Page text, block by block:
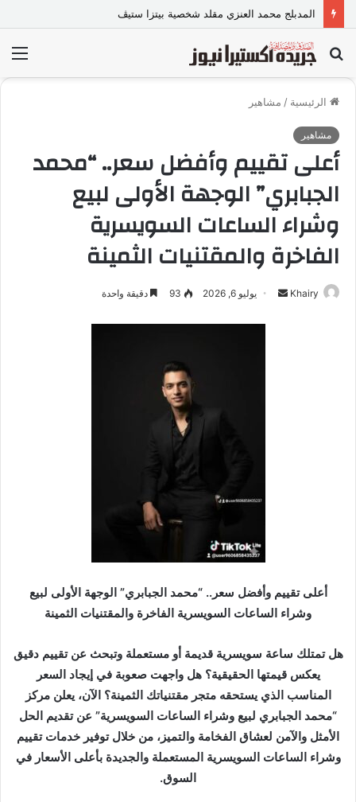
المدبلج محمد العنزي مقلد شخصية بيتزا ستيڤ
بحث
عن
الرئيسية / مشاهير
مشاهير
أعلى تقييم وأفضل سعر.. “محمد
الجبابري” الوجهة الأولى لبيع
وشراء الساعات السويسرية
الفاخرة والمقتنيات الثمينة
Khairy
ي
ا
يوليو 6, 2026 93 دقيقة واحدة
أعلى تقييم وأفضل سعر.. “محمد الجبابري” الوجهة الأولى لبيع
وشراء الساعات السويسرية الفاخرة والمقتنيات الثمينة
هل تمتلك ساعة سويسرية قديمة أو مستعملة وتبحث عن تقييم دقيق
يعكس قيمتها الحقيقية؟ هل واجهت صعوبة في إيجاد السعر
المناسب الذي يستحقه متجر مقتنياتك الثمينة؟ الآن، يعلن مركز
“محمد الجبابري لبيع وشراء الساعات السويسرية” عن تقديم الحل
الأمثل والآمن لعشاق الفخامة والتميز، من خلال توفير خدمات تقييم
وشراء الساعات السويسرية المستعملة والجديدة بأعلى الأسعار في
السوق.